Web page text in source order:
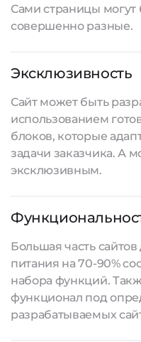
Сами страницы могут
совершенно разные.
Эксклюзивность
Сайт может быть
использованием
блоков, которые
задачи заказчика. А
эксклюзивным.
Большая часть
питания на 70-90%
набора функций.
функционал под
разрабатываемых